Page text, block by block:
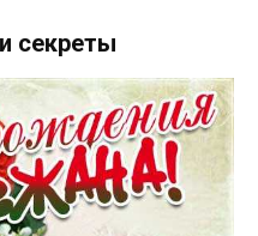
секреты